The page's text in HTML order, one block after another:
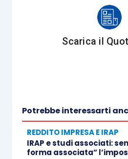
rimanenze e dei proventi
determinati ai sensi del
ai fini dell’imposta sul valore
assume particolareinteresse.
La Corte di Cassazione ha
citando le precedenti
Scarica il
Potrebbe interessarti
REDDITO IMPRESA E IRAP
IRAP e studi associati:
forma associata”